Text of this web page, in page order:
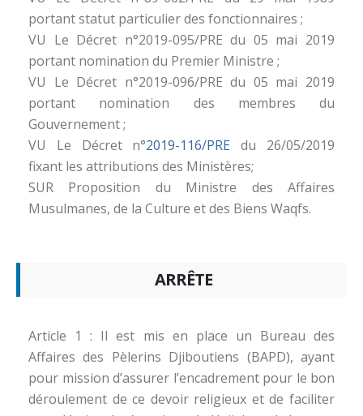
portant statut particulier des fonctionnaires ;
VU Le Décret n°2019-095/PRE du 05 mai 2019
portant nomination du Premier Ministre ;
VU Le Décret n°2019-096/PRE du 05 mai 2019
portant nomination des membres du
Gouvernement ;
VU Le Décret n°2019-116/PREdu 26/05/2019
fixant les attributions des Ministères;
SUR Proposition du Ministre des Affaires
Musulmanes, de la Culture et des Biens Waqfs.
ARRÊTE
Article 1 : Il est mis en place un Bureau des
Affaires des Pèlerins Djiboutiens (BAPD), ayant
pour mission d’assurer l’encadrement pour le bon
déroulement de ce devoir religieux et de faciliter